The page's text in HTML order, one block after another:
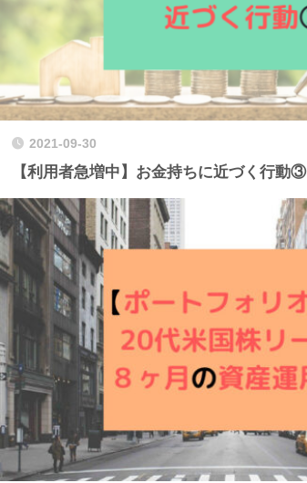
2021-09-30
【利用者急増中】お金持ちに近づく行動③